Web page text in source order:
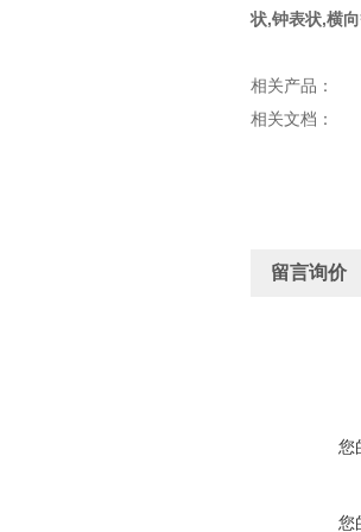
状,钟表状,横
相关产品：
相关文档：
留言询价
您
您